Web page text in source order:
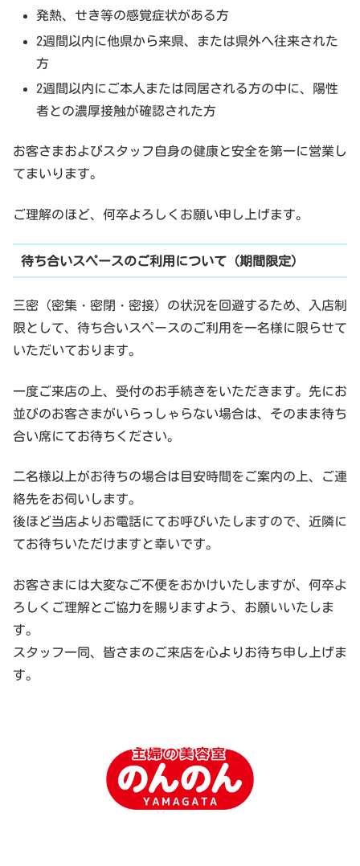
発熱、せき等の感覚症状がある方
2週間以内に他県から来県、または県外へ往来された
方
2週間以内にご本人または同居される方の中に、陽性
者との濃厚接触が確認された方
お客さまおよびスタッフ自身の健康と安全を第一に営業し
てまいります。
ご理解のほど、何卒よろしくお願い申し上げます。
待ち合いスペースのご利用について（期間限定）
三密（密集・密閉・密接）の状況を回避するため、入店制
限として、待ち合いスペースのご利用を一名様に限らせて
いただいております。
一度ご来店の上、受付のお手続きをいただきます。先にお
並びのお客さまがいらっしゃらない場合は、そのまま待ち
合い席にてお待ちください。
二名様以上がお待ちの場合は目安時間をご案内の上、ご連
絡先をお伺いします。
後ほど当店よりお電話にてお呼びいたしますので、近隣に
てお待ちいただけますと幸いです。
お客さまには大変なご不便をおかけいたしますが、何卒よ
ろしくご理解とご協力を賜りますよう、お願いいたしま
す。
スタッフ一同、皆さまのご来店を心よりお待ち申し上げま
す。